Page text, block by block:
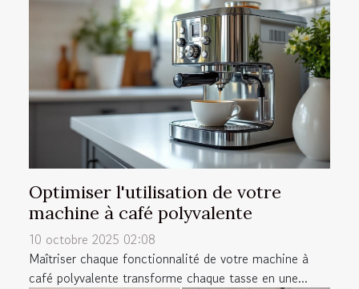
Optimiser l'utilisation de votre
machine à café polyvalente
10 octobre 2025 02:08
Maîtriser chaque fonctionnalité de votre machine à
café polyvalente transforme chaque tasse en une...